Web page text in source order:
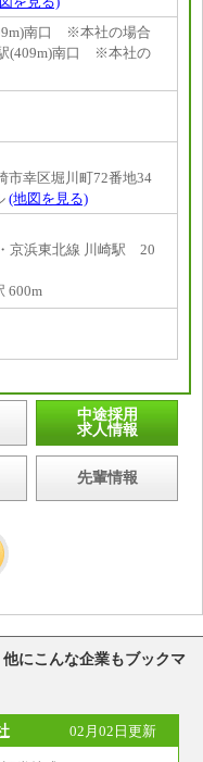
南口 ※本社の場合
(409m)南口 ※本社の
市幸区堀川町72番地34
(地図を見る)
京浜東北線 川崎駅 20
600m
中途採用
求人情報
先輩情報
にこんな企業もブックマ
02月02日更新